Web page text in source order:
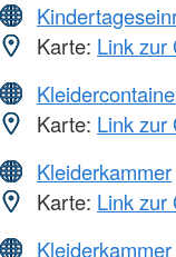
Karte: Link zur
Karte: Link zur
Kleiderkammer
Karte: Link zur
Kleiderkammer